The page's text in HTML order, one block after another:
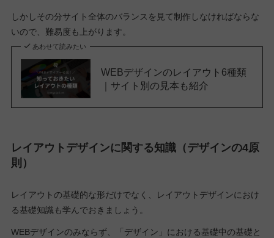
しかしその分サイト全体のバランスを見て制作しなければならな
いので、難易度も上がります。
あわせて読みたい
WEBデザインのレイアウト6種類
｜サイト別の見本も紹介
レイアウトデザインに関する知識（デザインの4原
則）
レイアウトの基礎的な形だけでなく、レイアウトデザインにおけ
る基礎知識も学んでおきましょう。
WEBデザインのみならず、「デザイン」における基礎中の基礎と